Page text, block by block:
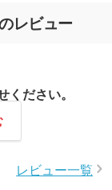
レビュー
ださい。
レビュー一覧